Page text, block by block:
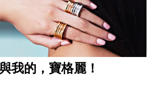
我的，寶格麗！